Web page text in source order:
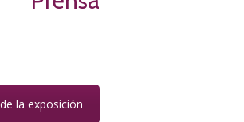
la exposición